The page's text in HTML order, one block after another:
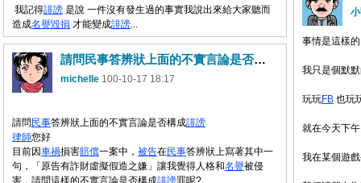
我記得誹謗 是說 一件沒有發生過的事實我說出來給大家聽而
造成名譽毀損 才能變成誹謗...
事情是這樣的
我只是個默
玩玩FB 也玩
就在今天下午
我在某個遊
請問民事答辨狀上面的不實言論是否構成誹謗
michelle 100-10-17 18:17
請問 民事答辨狀上面的不實言論是否構成誹謗
律師您好
目前因車禍損害賠償一案中， 被告在民事答辨狀上寫著其中一
句，「原告有詐財虛擬假造之嫌」讓我覺得人格和名譽被侵
害，請問這樣的不實言論是否構成誹謗罪呢?